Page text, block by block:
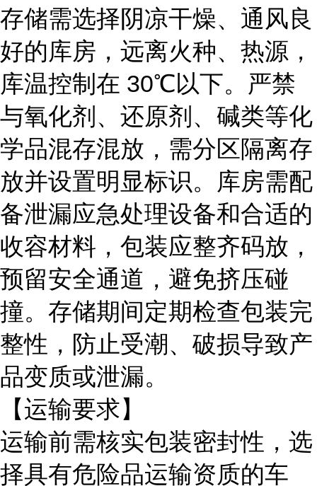
存储需选择阴凉干燥、通风良
好的库房，远离火种、热源，
库温控制在 30℃以下。严禁
与氧化剂、还原剂、碱类等化
学品混存混放，需分区隔离存
放并设置明显标识。库房需配
备泄漏应急处理设备和合适的
收容材料，包装应整齐码放，
预留安全通道，避免挤压碰
撞。存储期间定期检查包装完
整性，防止受潮、破损导致产
品变质或泄漏。
【运输要求】
运输前需核实包装密封性，选
择具有危险品运输资质的车